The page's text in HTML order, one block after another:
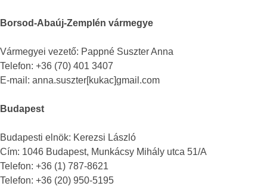
Borsod-Abaúj-Zemplén vármegye
Vármegyei vezető: Pappné Suszter Anna
Telefon: +36 (70) 401 3407
E-mail: anna.suszter[kukac]gmail.com
Budapest
Budapesti elnök: Kerezsi László
Cím: 1046 Budapest, Munkácsy Mihály utca 51/A
Telefon: +36 (1) 787-8621
Telefon: +36 (20) 950-5195